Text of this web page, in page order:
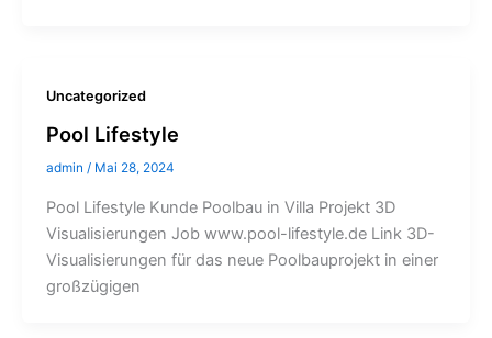
Uncategorized
Pool Lifestyle
admin / Mai 28, 2024
Pool Lifestyle Kunde Poolbau in Villa Projekt 3D
Visualisierungen Job www.pool-lifestyle.de Link 3D-
Visualisierungen für das neue Poolbauprojekt in einer
großzügigen